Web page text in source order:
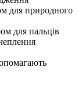
для природного
для пальців